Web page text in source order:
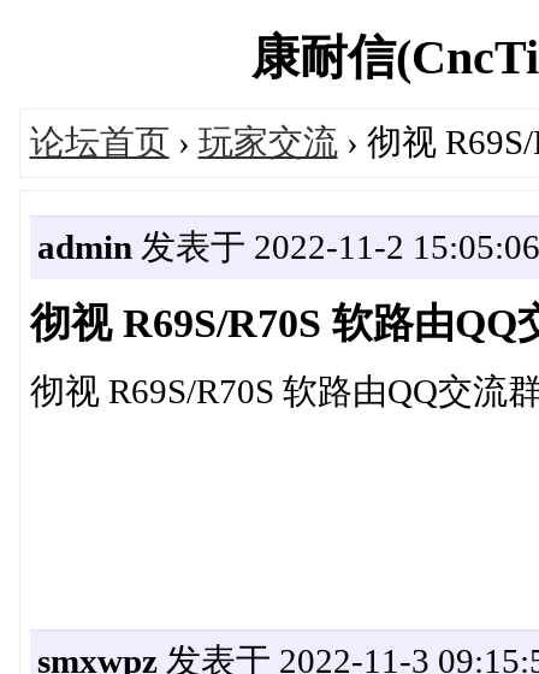
康耐信
论坛首页 › 玩家交流› 彻视
admin 发表于 2022-11-2 15:05:06
彻视 R69S/R70S 软路由QQ
彻视 R69S/R70S 软路由QQ交流
smxwpz发表于 2022-11-3